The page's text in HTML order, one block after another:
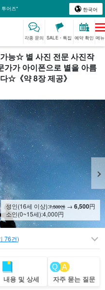
어즈" 한국어
각종 문의 SALE・특집 예약 확인 메뉴
가능☆ 별 사진 전문 사진작
가가 아이폰으로 별을 아름
☆《약 8장 제공》
성인(16세 이상):7,500엔 → 6,500円
소인(0~15세):4,000円
76건)
내용 및 상세 자주 묻는 질문